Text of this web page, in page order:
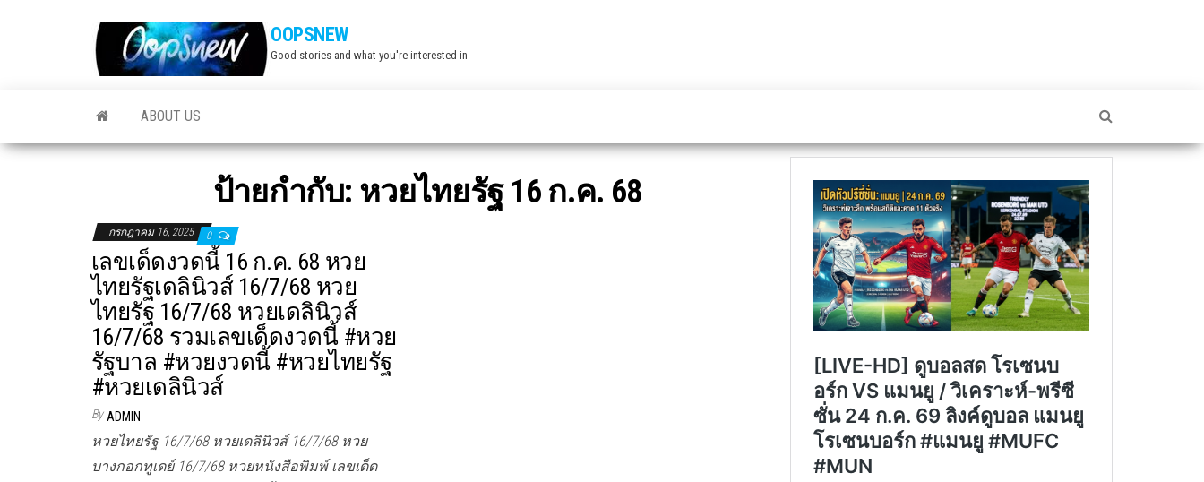
OOPSNEW
Good stories and what you're interested in
ABOUT US
ป้ายกำกับ: หวยไทยรัฐ 16 ก.ค. 68
กรกฎาคม 16, 2025 0
เลขเด็ดงวดนี้ 16 ก.ค. 68 หวย
ไทยรัฐเดลินิวส์ 16/7/68 หวย
ไทยรัฐ 16/7/68 หวยเดลินิวส์
16/7/68 รวมเลขเด็ดงวดนี้ #หวย
รัฐบาล #หวยงวดนี้ #หวยไทยรัฐ
#หวยเดลินิวส์
By ADMIN
หวยไทยรัฐ 16/7/68 หวยเดลินิวส์ 16/7/68 หวย
บางกอกทูเดย์ 16/7/68 หวยหนังสือพิมพ์ เลขเด็ด